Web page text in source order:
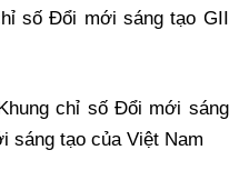
số Đổi mới sáng tạo GII
chỉ số Đổi mới sáng
sáng tạo của Việt Nam